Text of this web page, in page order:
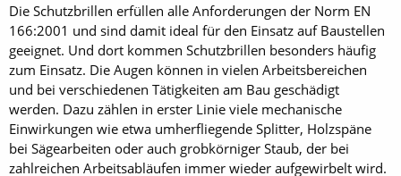
Die Schutzbrillen erfüllen alle Anforderungen der Norm EN
166:2001 und sind damit ideal für den Einsatz auf Baustellen
geeignet. Und dort kommen Schutzbrillen besonders häufig
zum Einsatz. Die Augen können in vielen Arbeitsbereichen
und bei verschiedenen Tätigkeiten am Bau geschädigt
werden. Dazu zählen in erster Linie viele mechanische
Einwirkungen wie etwa umherfliegende Splitter, Holzspäne
bei Sägearbeiten oder auch grobkörniger Staub, der bei
zahlreichen Arbeitsabläufen immer wieder aufgewirbelt wird.